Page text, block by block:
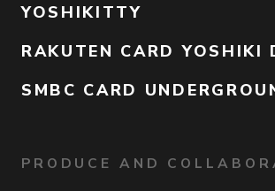
YOSHIKITTY
RAKUTEN CARD YOSHIKI
SMBC CARD
PRODUCE AND